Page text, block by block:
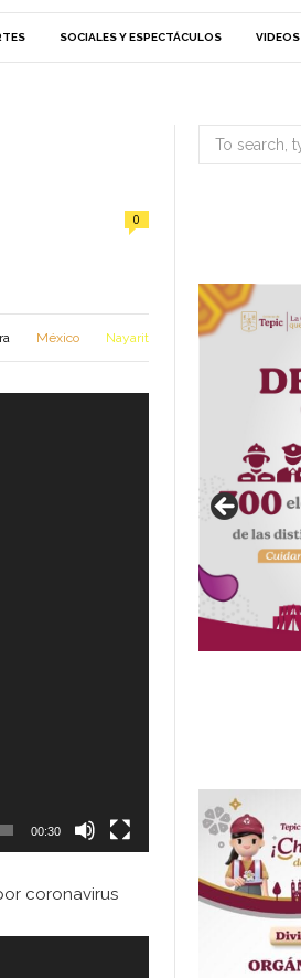
SOCIALES Y ESPECTÁCULOS VIDEOS
0
México Nayarit
00:30
coronavirus
Search
for: